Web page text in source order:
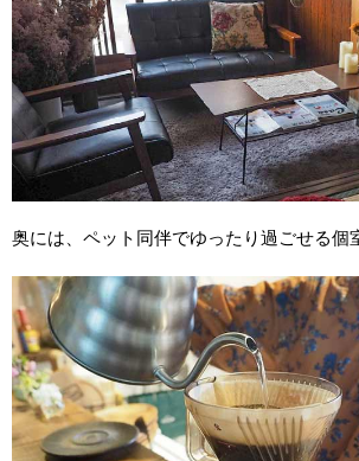
奥には、ペット同伴でゆったり過ごせる個